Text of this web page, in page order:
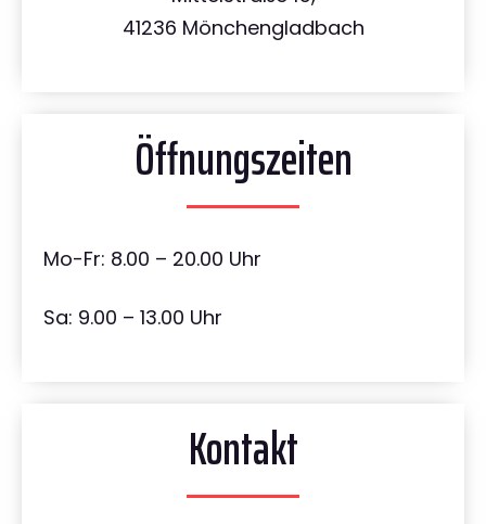
41236 Mönchengladbach
Öffnungszeiten
Mo-Fr: 8.00 – 20.00 Uhr
Sa: 9.00 – 13.00 Uhr
Kontakt